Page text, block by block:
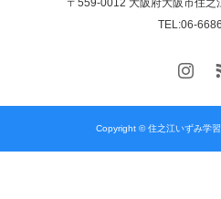
TEL:06-
Copyright © 住之江いずみ学